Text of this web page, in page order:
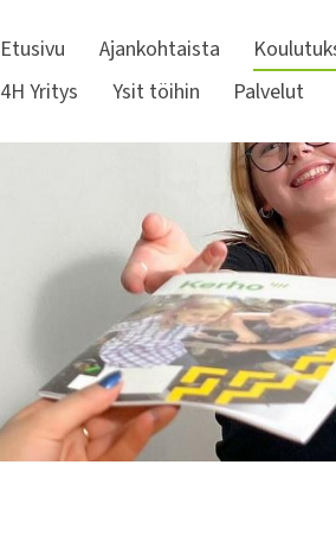
Etusivu Ajankohtaista
4H Yritys
Ysit töihin Palvelut